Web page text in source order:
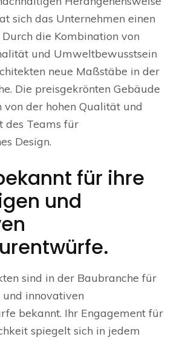
sich das Unternehmen einen
die Kombination von
und Umweltbewusstsein
neue Maßstäbe in der
Die preisgekrönten Gebäude
von der hohen Qualität und
des Teams für
Design.
für ihre
und
sind in der Baubranche für
innovativen
bekannt. Ihr Engagement für
spiegelt sich in jedem